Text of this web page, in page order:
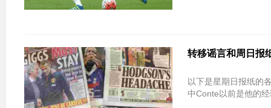
转移谣言和周日报
以下是星期日报纸的各种顶级故事 Antonio Conte希望将
中Conte以前是他的